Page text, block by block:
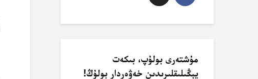
مۇشتەرى بولۇپ، بىكەت
يېڭىلىقلىرىدىن خەۋەردار بولۇڭ!